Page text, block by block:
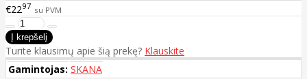
€2297 su PVM
Turite klausimų apie šią prekę? Klauskite
Gamintojas: SKANA